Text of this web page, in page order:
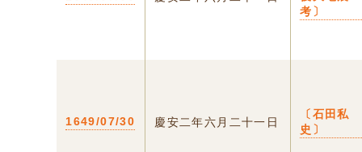
考〕
1649/07/30 慶安二年六月二十一日
〔石田私
史〕